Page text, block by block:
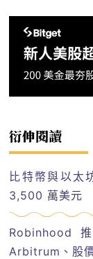
衍伸閱讀
比特幣與以太
3,500 萬美元
Robinhood
Arbitrum、股